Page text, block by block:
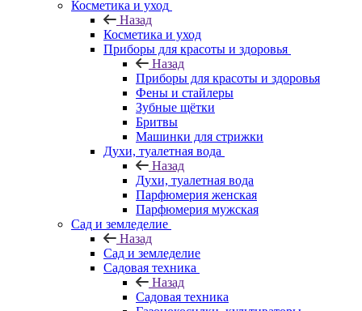
Косметика и уход
Назад
Косметика и уход
Приборы для красоты и здоровья
Назад
Приборы для красоты и здоровья
Фены и стайлеры
Зубные щётки
Бритвы
Машинки для стрижки
Духи, туалетная вода
Назад
Духи, туалетная вода
Парфюмерия женская
Парфюмерия мужская
Сад и земледелие
Назад
Сад и земледелие
Садовая техника
Назад
Садовая техника